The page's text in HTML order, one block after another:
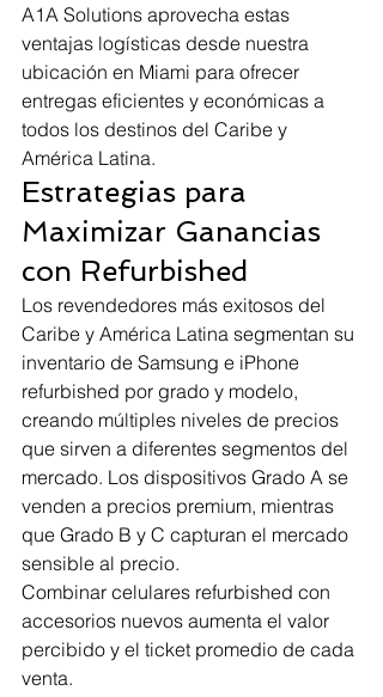
A1A Solutions aprovecha estas
ventajas logísticas desde nuestra
ubicación en Miami para ofrecer
entregas eficientes y económicas a
todos los destinos del Caribe y
América Latina.
Estrategias para
Maximizar Ganancias
con Refurbished
Los revendedores más exitosos del
Caribe y América Latina segmentan su
inventario de Samsung e iPhone
refurbished por grado y modelo,
creando múltiples niveles de precios
que sirven a diferentes segmentos del
mercado. Los dispositivos Grado A se
venden a precios premium, mientras
que Grado B y C capturan el mercado
sensible al precio.
Combinar celulares refurbished con
accesorios nuevos aumenta el valor
percibido y el ticket promedio de cada
venta.